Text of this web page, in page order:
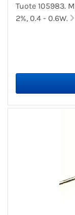
Tuote 105983.
2%, 0.4 - 0.6W.